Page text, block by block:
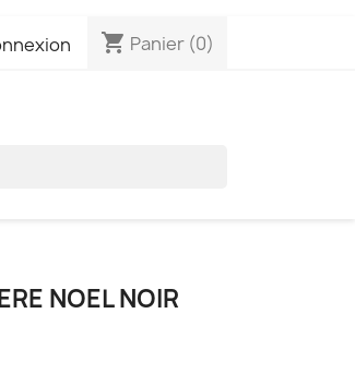
shopping_cart Panier (0)
NOEL NOIR